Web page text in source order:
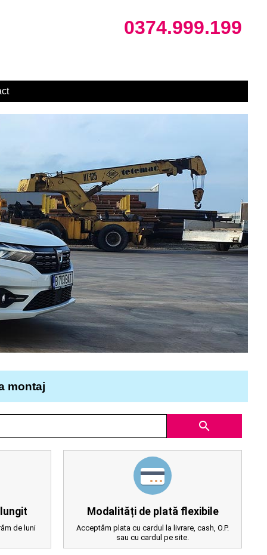
0374.999.199
montaj
search
de luni
Modalități de plată flexibile
Acceptăm plata cu cardul la livrare, cash, O.P.
sau cu cardul pe site.